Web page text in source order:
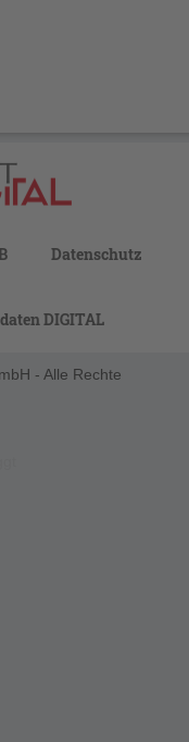
Datenschutz
DIGITAL
- Alle Rechte